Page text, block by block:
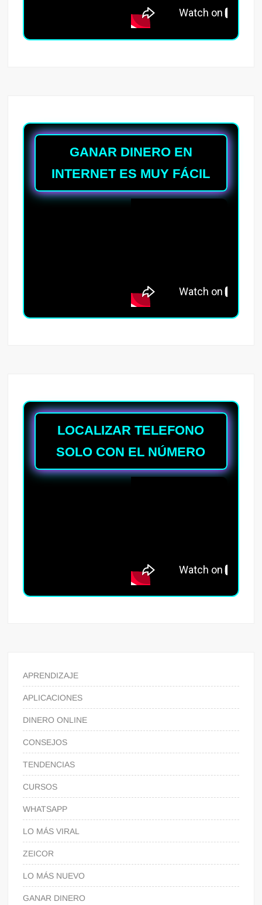
GANAR DINERO EN
INTERNET ES MUY FÁCIL
LOCALIZAR TELEFONO
SOLO CON EL NÚMERO
APRENDIZAJE
APLICACIONES
DINERO ONLINE
CONSEJOS
TENDENCIAS
CURSOS
WHATSAPP
LO MÁS VIRAL
ZEICOR
LO MÁS NUEVO
GANAR DINERO